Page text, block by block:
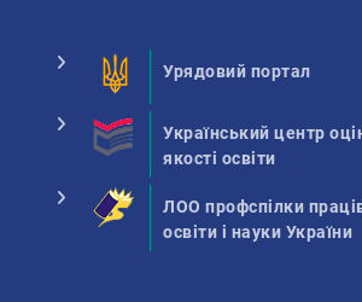
Урядовий портал
Український центр
якості освіти
ЛОО профспілки
освіти і науки України